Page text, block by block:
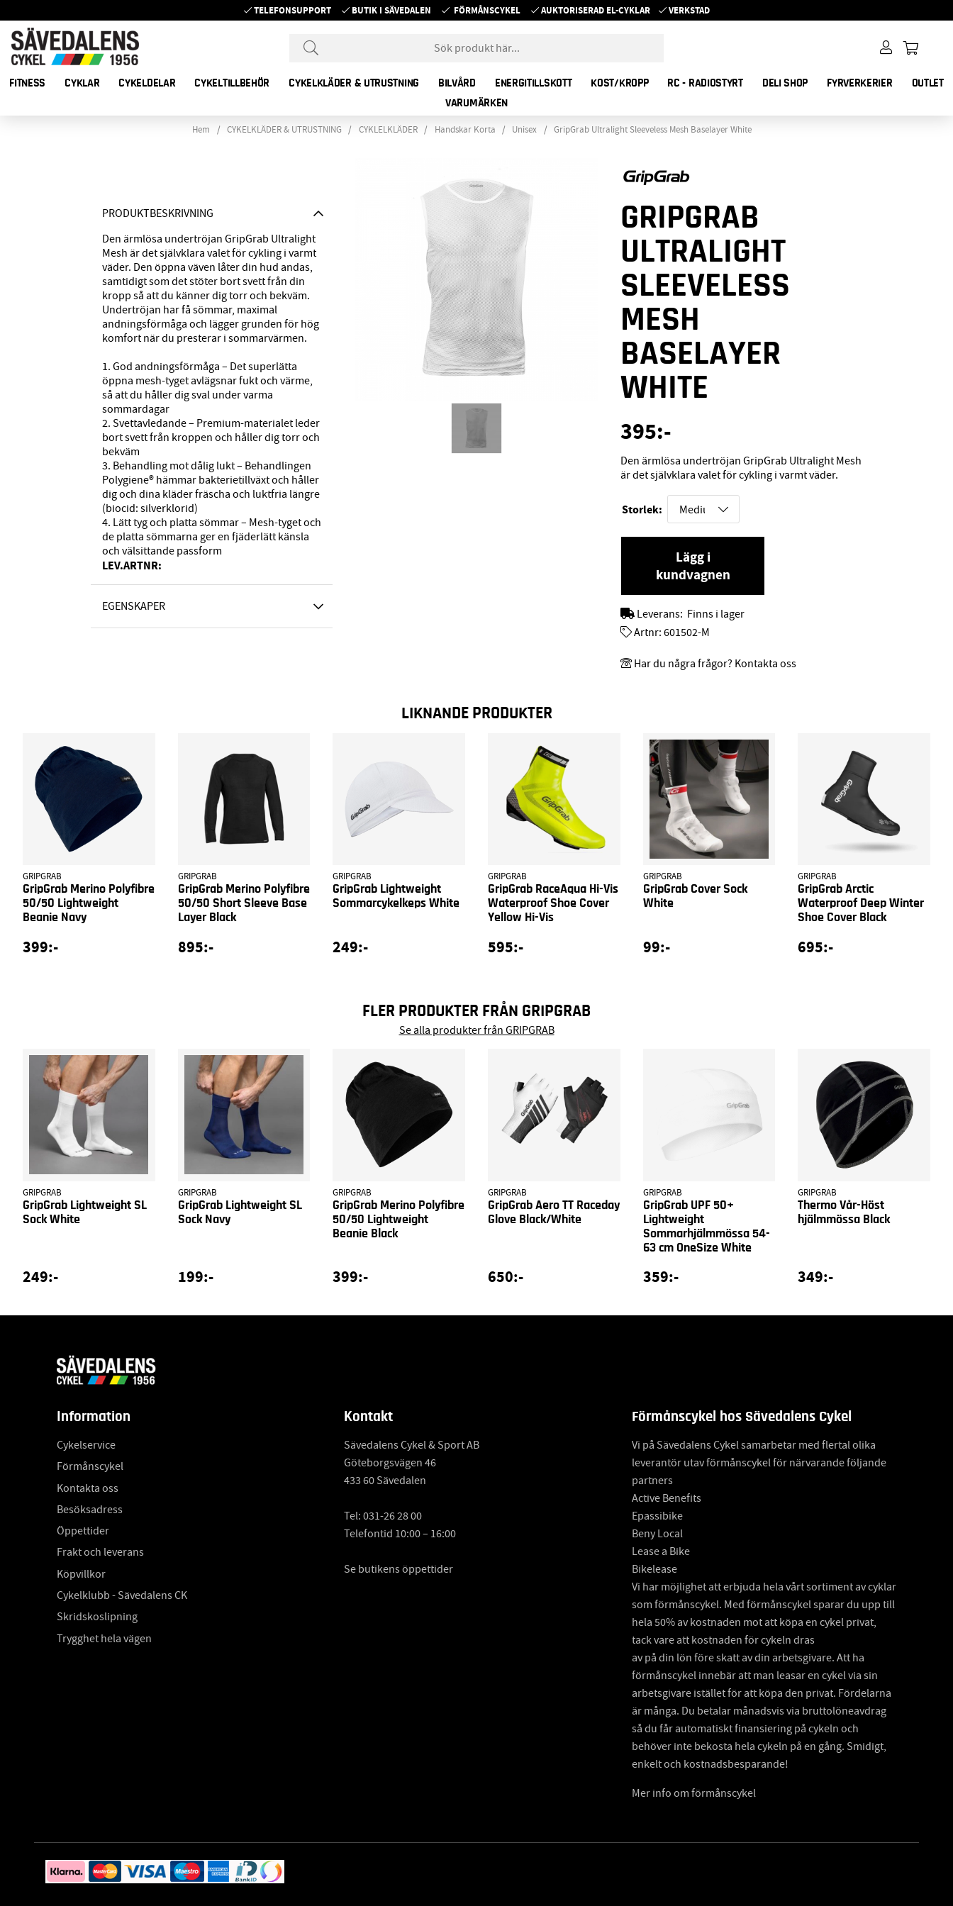
TELEFONSUPPORT BUTIK I SÄVEDALEN FÖRMÅNSCYKEL AUKTORISERAD EL-CYKLAR VERKSTAD
FITNESS CYKLAR CYKELDELAR CYKELTILLBEHÖR CYKELKLÄDER & UTRUSTNING BILVÅRD ENERGITILLSKOTT KOST/KROPP RC - RADIOSTYRT DELI SHOP FYRVERKERIER
OUTLET
VARUMÄRKEN
Hem CYKELKLÄDER & UTRUSTNING CYKLELKLÄDER Handskar Korta Unisex GripGrab Ultralight Sleeveless Mesh Baselayer White
PRODUKTBESKRIVNING
Den ärmlösa undertröjan GripGrab Ultralight
Mesh är det självklara valet för cykling i varmt
väder. Den öppna väven låter din hud andas,
samtidigt som det stöter bort svett från din
kropp så att du känner dig torr och bekväm.
Undertröjan har få sömmar, maximal
andningsförmåga och lägger grunden för hög
komfort när du presterar i sommarvärmen.
1. God andningsförmåga – Det superlätta
öppna mesh-tyget avlägsnar fukt och värme,
så att du håller dig sval under varma
sommardagar
2. Svettavledande – Premium-materialet leder
bort svett från kroppen och håller dig torr och
bekväm
3. Behandling mot dålig lukt – Behandlingen
Polygiene® hämmar bakterietillväxt och håller
dig och dina kläder fräscha och luktfria längre
(biocid: silverklorid)
4. Lätt tyg och platta sömmar – Mesh-tyget och
de platta sömmarna ger en fjäderlätt känsla
och välsittande passform
LEV.ARTNR:
EGENSKAPER
GRIPGRAB
ULTRALIGHT
SLEEVELESS
MESH
BASELAYER
WHITE
395:-
Den ärmlösa undertröjan GripGrab Ultralight Mesh
är det självklara valet för cykling i varmt väder.
Storlek:
Lägg i
kundvagnen
Leverans: Finns i lager
Artnr: 601502-M
Har du några frågor? Kontakta oss
LIKNANDE PRODUKTER
GRIPGRAB
GripGrab Merino Polyfibre
50/50 Lightweight
Beanie Navy
399:-
GRIPGRAB
GripGrab Merino Polyfibre
50/50 Short Sleeve Base
Layer Black
895:-
GRIPGRAB
GripGrab Lightweight
Sommarcykelkeps White
249:-
GRIPGRAB
GripGrab RaceAqua Hi-Vis
Waterproof Shoe Cover
Yellow Hi-Vis
595:-
GRIPGRAB
GripGrab Cover Sock
White
99:-
GRIPGRAB
GripGrab Arctic
Waterproof Deep Winter
Shoe Cover Black
695:-
FLER PRODUKTER FRÅN GRIPGRAB
Se alla produkter från GRIPGRAB
GRIPGRAB
GripGrab Lightweight SL
Sock White
249:-
GRIPGRAB
GripGrab Lightweight SL
Sock Navy
199:-
GRIPGRAB
GripGrab Merino Polyfibre
50/50 Lightweight
Beanie Black
399:-
GRIPGRAB
GripGrab Aero TT Raceday
Glove Black/White
650:-
GRIPGRAB
GripGrab UPF 50+
Lightweight
Sommarhjälmmössa 54-
63 cm OneSize White
359:-
GRIPGRAB
Thermo Vår-Höst
hjälmmössa Black
349:-
Information
Cykelservice
Förmånscykel
Kontakta oss
Besöksadress
Öppettider
Frakt och leverans
Köpvillkor
Cykelklubb - Sävedalens CK
Skridskoslipning
Trygghet hela vägen
Kontakt
Sävedalens Cykel & Sport AB
Göteborgsvägen 46
433 60 Sävedalen
Tel:031-26 28 00
Telefontid 10:00 – 16:00
Se butikens öppettider
Förmånscykel hos Sävedalens Cykel
Vi på Sävedalens Cykel samarbetar med flertal olika
leverantör utav förmånscykel för närvarande följande
partners
Active Benefits
Epassibike
Beny Local
Lease a Bike
Bikelease
Vi har möjlighet att erbjuda hela vårt sortiment av cyklar
som förmånscykel. Med förmånscykel sparar du upp till
hela 50% av kostnaden mot att köpa en cykel privat,
tack vare att kostnaden för cykeln dras
av på din lön före skatt av din arbetsgivare. Att ha
förmånscykel innebär att man leasar en cykel via sin
arbetsgivare istället för att köpa den privat. Fördelarna
är många. Du betalar månadsvis via bruttolöneavdrag
så du får automatiskt finansiering på cykeln och
behöver inte bekosta hela cykeln på en gång. Smidigt,
enkelt och kostnadsbesparande!
Mer info om förmånscykel